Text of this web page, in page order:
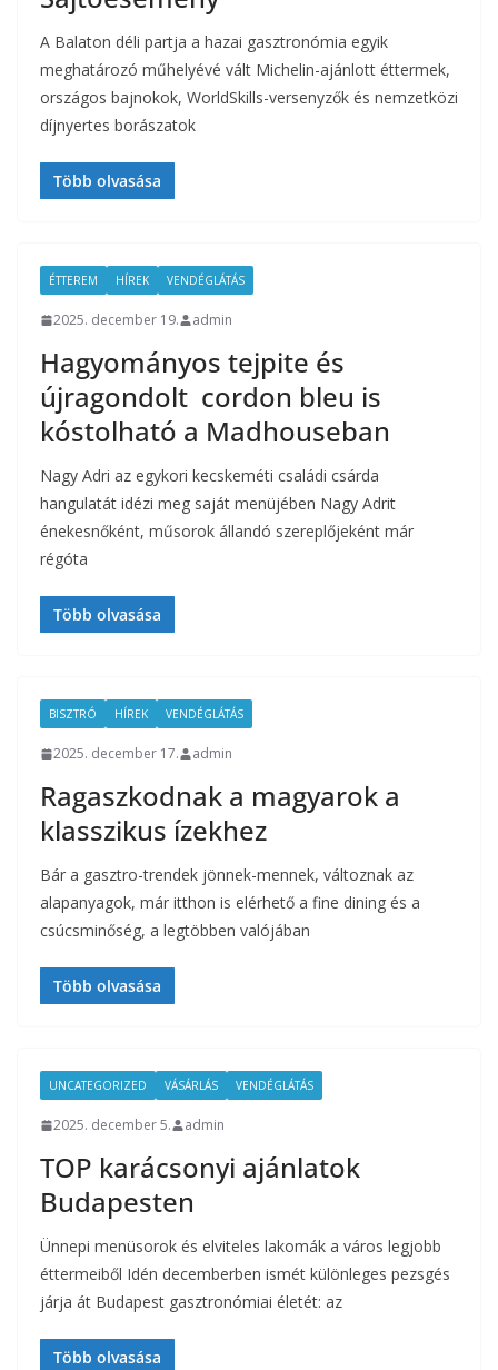
A Balaton déli partja a hazai gasztronómia egyik
meghatározó műhelyévé vált Michelin-ajánlott éttermek,
országos bajnokok, WorldSkills-versenyzők és nemzetközi
díjnyertes borászatok
Több olvasása
ÉTTEREM HÍREK VENDÉGLÁTÁS
2025. december 19. admin
Hagyományos tejpite és
újragondolt cordon bleu is
kóstolható a Madhouseban
Nagy Adri az egykori kecskeméti családi csárda
hangulatát idézi meg saját menüjében Nagy Adrit
énekesnőként, műsorok állandó szereplőjeként már
régóta
Több olvasása
BISZTRÓ HÍREK VENDÉGLÁTÁS
2025. december 17. admin
Ragaszkodnak a magyarok a
klasszikus ízekhez
Bár a gasztro-trendek jönnek-mennek, változnak az
alapanyagok, már itthon is elérhető a fine dining és a
csúcsminőség, a legtöbben valójában
Több olvasása
UNCATEGORIZED VÁSÁRLÁS VENDÉGLÁTÁS
2025. december 5. admin
TOP karácsonyi ajánlatok
Budapesten
Ünnepi menüsorok és elviteles lakomák a város legjobb
éttermeiből Idén decemberben ismét különleges pezsgés
járja át Budapest gasztronómiai életét: az
Több olvasása